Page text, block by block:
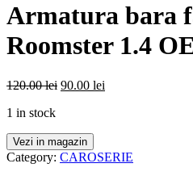
Armatura bara
Roomster 1.4
120.00lei 90.00 lei
1 in stock
Vezi in magazin
Category: CAROSERIE